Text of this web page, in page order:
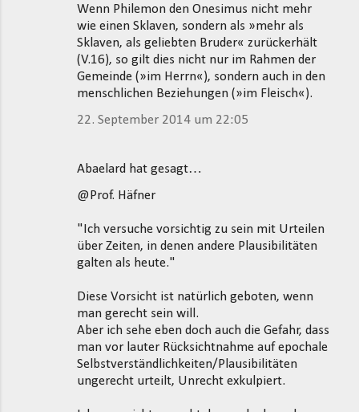
Wenn Philemon den Onesimus nicht mehr
wie einen Sklaven, sondern als »mehr als
Sklaven, als geliebten Bruder« zurückerhält
(V.16), so gilt dies nicht nur im Rahmen der
Gemeinde (»im Herrn«), sondern auch in den
menschlichen Beziehungen (»im Fleisch«).
22. September 2014 um 22:05
Abaelard hat gesagt…
@Prof. Häfner
"Ich versuche vorsichtig zu sein mit Urteilen
über Zeiten, in denen andere Plausibilitäten
galten als heute."
Diese Vorsicht ist natürlich geboten, wenn
man gerecht sein will.
Aber ich sehe eben doch auch die Gefahr, dass
man vor lauter Rücksichtnahme auf epochale
Selbstverständlichkeiten/Plausibilitäten
ungerecht urteilt, Unrecht exkulpiert.